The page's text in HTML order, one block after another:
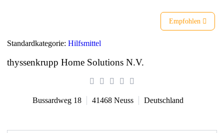
Empfohlen
Standardkategorie: Hilfsmittel
thyssenkrupp Home Solutions N.V.
Bussardweg 18 41468 Neuss Deutschland